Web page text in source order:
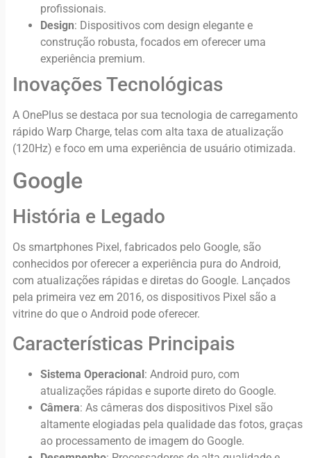
profissionais.
Design: Dispositivos com design elegante e
construção robusta, focados em oferecer uma
experiência premium.
Inovações Tecnológicas
A OnePlus se destaca por sua tecnologia de carregamento
rápido Warp Charge, telas com alta taxa de atualização
(120Hz) e foco em uma experiência de usuário otimizada.
Google
História e Legado
Os smartphones Pixel, fabricados pelo Google, são
conhecidos por oferecer a experiência pura do Android,
com atualizações rápidas e diretas do Google. Lançados
pela primeira vez em 2016, os dispositivos Pixel são a
vitrine do que o Android pode oferecer.
Características Principais
Sistema Operacional : Android puro, com
atualizações rápidas e suporte direto do Google.
Câmera: As câmeras dos dispositivos Pixel são
altamente elogiadas pela qualidade das fotos, graças
ao processamento de imagem do Google.